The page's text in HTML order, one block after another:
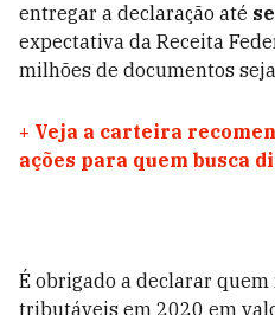
entregar a declaração até
expectativa da Receita
milhões de documentos
+ Veja a carteira
ações para quem busca
É obrigado a declarar
tributáveis em 2020 em